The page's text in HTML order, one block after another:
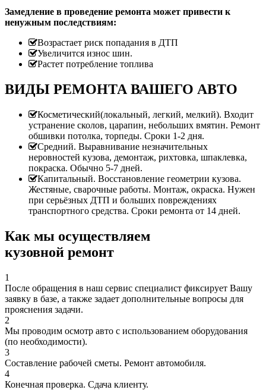
Замедление в проведение ремонта может привести к
ненужным последствиям:
Возрастает риск попадания в ДТП
Увеличится износ шин.
Растет потребление топлива
ВИДЫ РЕМОНТА ВАШЕГО АВТО
Косметический(локальный, легкий, мелкий). Входит
устранение сколов, царапин, небольших вмятин. Ремонт
обшивки потолка, торпеды. Сроки 1-2 дня.
Средний. Выравнивание незначительных
неровностей кузова, демонтаж, рихтовка, шпаклевка,
покраска. Обычно 5-7 дней.
Капитальный. Восстановление геометрии кузова.
Жестяные, сварочные работы. Монтаж, окраска. Нужен
при серьёзных ДТП и больших повреждениях
транспортного средства. Сроки ремонта от 14 дней.
Как мы осуществляем
кузовной ремонт
1
После обращения в наш сервис специалист фиксирует Вашу
заявку в базе, а также задает дополнительные вопросы для
прояснения задачи.
2
Мы проводим осмотр авто с использованием оборудования
(по необходимости).
3
Составление рабочей сметы. Ремонт автомобиля.
4
Конечная проверка. Сдача клиенту.